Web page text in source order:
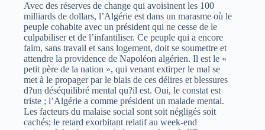
Avec des réserves de change qui avoisinent les 100
milliards de dollars, l’Algérie est dans un marasme où le
peuple cohabite avec un président qui ne cesse de le
culpabiliser et de l’infantiliser. Ce peuple qui a encore
faim, sans travail et sans logement, doit se soumettre et
attendre la providence de Napoléon algérien. Il est le «
petit père de la nation », qui venant extirper le mal se
met à le propager par le biais de ces délires et blessures
d?un déséquilibré mental qu?il est. Oui, le constat est
triste ; l’Algérie a comme président un malade mental.
Les facteurs du malaise social sont soit négligés soit
cachés; le retard exorbitant relatif au week-end